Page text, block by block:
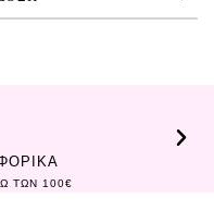
ΤΩΝ 100€